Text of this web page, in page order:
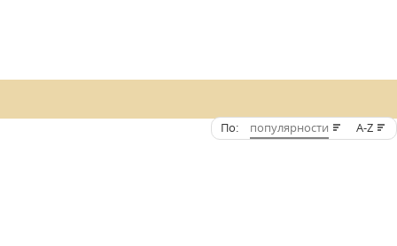
По: популярности A-Z